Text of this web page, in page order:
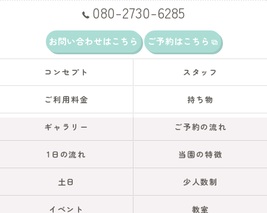
080-2730-6285
お問い合わせはこちら ご予約はこちら
コンセプト スタッフ
ご利用料金 持ち物
ギャラリー ご予約の流れ
1日の流れ 当園の特徴
土日 少人数制
イベント 教室